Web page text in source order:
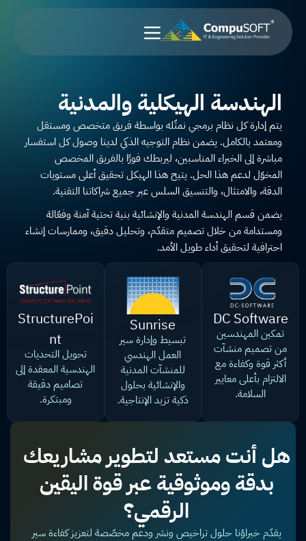
المحتوى
الهندسة الهيكلية والمدنية
يتم إدارة كل نظام برمجي نمثّله بواسطة فريق متخصص ومستقل
ومعتمد بالكامل. يضمن نظام التوجيه الذكي لدينا وصول كل استفسار
مباشرة إلى الخبراء المناسبين، ليربطك فورًا بالفريق المخصص
المخوّل لدعم هذا الحل. يتيح هذا الهيكل تحقيق أعلى مستويات
الدقة، والامتثال، والتنسيق السلس عبر جميع شراكاتنا التقنية.
يضمن قسم الهندسة المدنية والإنشائية بنية تحتية آمنة وفعّالة
ومستدامة من خلال تصميم متقدّم، وتحليل دقيق، وممارسات إنشاء
احترافية لتحقيق أداء طويل الأمد.
DC Software
تمكين المهندسين
من تصميم منشآت
أكثر قوة وكفاءة مع
الالتزام بأعلى معايير
السلامة.
Sunrise
تبسيط وإدارة سير
العمل الهندسي
للمنشآت المدنية
والإنشائية بحلول
ذكية تزيد الإنتاجية.
StructurePoi
nt
تحويل التحديات
الهندسية المعقدة إلى
تصاميم دقيقة
ومبتكرة.
هل أنت مستعد لتطوير مشاريعك
بدقة وموثوقية عبر قوة اليقين
الرقمي؟
يقدّم خبراؤنا حلول تراخيص ونشر ودعم مخصّصة لتعزيز كفاءة سير